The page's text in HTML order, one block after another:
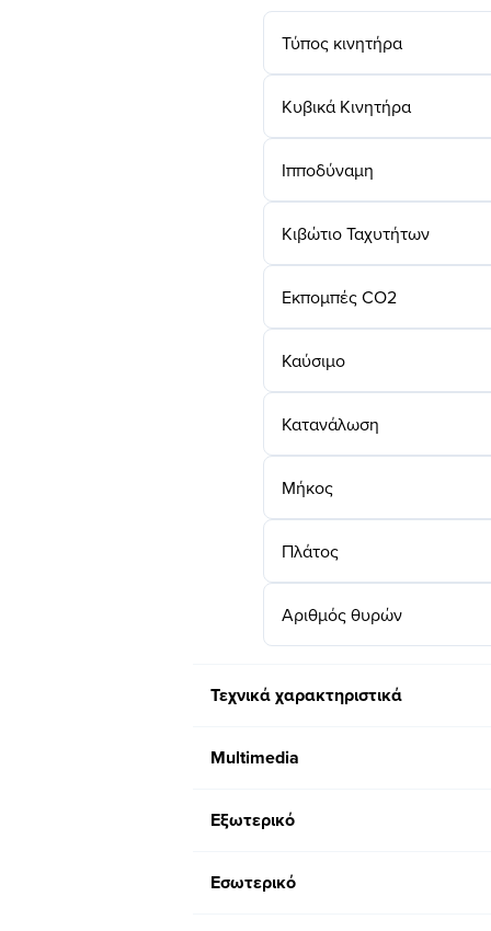
Τύπος κινητήρα
Κυβικά Κινητήρα
Ιπποδύναμη
Κιβώτιο Ταχυτήτων
Εκπομπές CO2
Καύσιμο
Κατανάλωση
Μήκος
Πλάτος
Αριθμός θυρών
Τεχνικά χαρακτηριστικά
Multimedia
Εξωτερικό
Εσωτερικό